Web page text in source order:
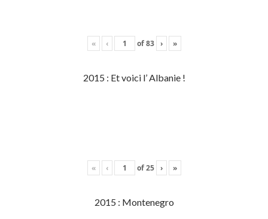
« ‹ of83 › »
2015 : Et voici l’ Albanie !
« ‹ of25 › »
2015 : Montenegro